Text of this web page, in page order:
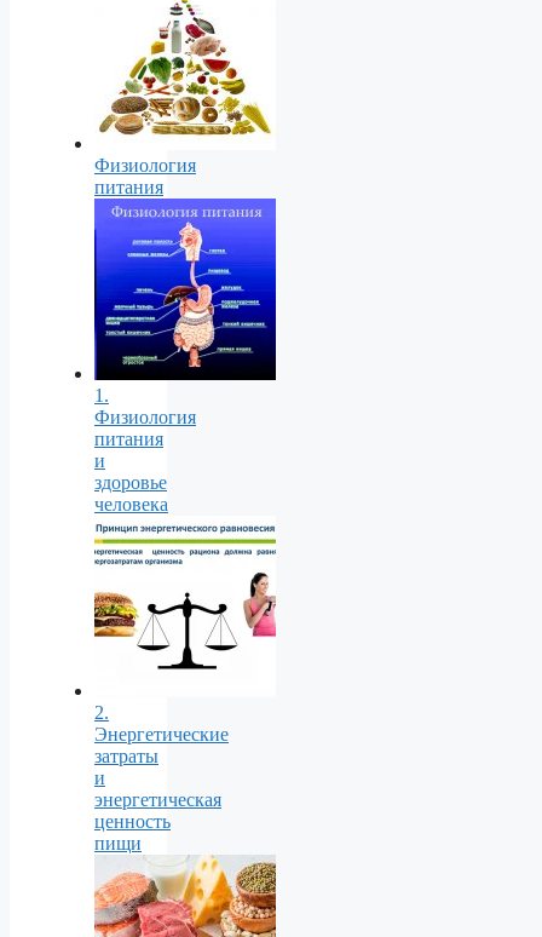
Физиология
питания
1.
Физиология
питания
и
здоровье
человека
2.
Энергетические
затраты
и
энергетическая
ценность
пищи